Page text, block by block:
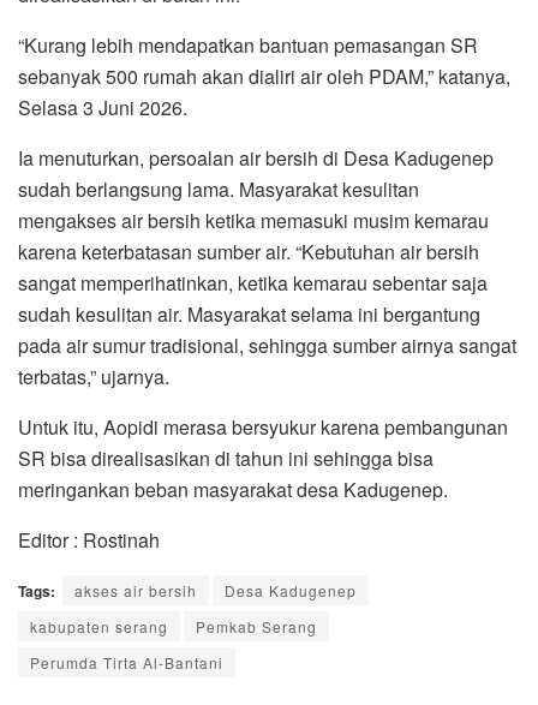
“Kurang lebih mendapatkan bantuan pemasangan SR
sebanyak 500 rumah akan dialiri air oleh PDAM,” katanya,
Selasa 3 Juni 2026.
Ia menuturkan, persoalan air bersih di Desa Kadugenep
sudah berlangsung lama. Masyarakat kesulitan
mengakses air bersih ketika memasuki musim kemarau
karena keterbatasan sumber air. “Kebutuhan air bersih
sangat memperihatinkan, ketika kemarau sebentar saja
sudah kesulitan air. Masyarakat selama ini bergantung
pada air sumur tradisional, sehingga sumber airnya sangat
terbatas,” ujarnya.
Untuk itu, Aopidi merasa bersyukur karena pembangunan
SR bisa direalisasikan di tahun ini sehingga bisa
meringankan beban masyarakat desa Kadugenep.
Editor : Rostinah
Tags: akses air bersih
Desa Kadugenep
kabupaten serang
Pemkab Serang
Perumda Tirta Al-Bantani